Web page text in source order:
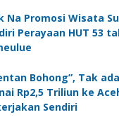
Na Promosi Wisata
Perayaan HUT 53
Bohong”, Tak
Rp2,5 Triliun ke
Sendiri